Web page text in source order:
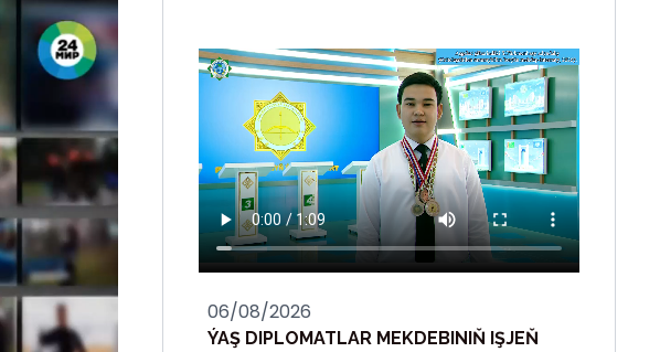
06/08/2026
ÝAŞ DIPLOMATLAR MEKDEBINIŇ IŞJEŇ